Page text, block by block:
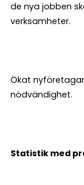
de nya jobben
verksamheter.
Ökat
nödvändighet.
Statistik med